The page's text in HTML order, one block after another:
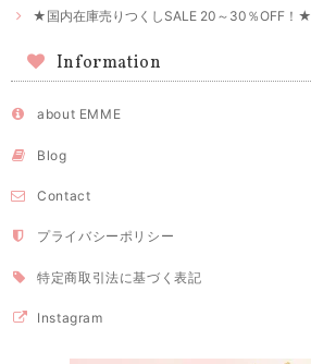
★国内在庫売りつくしSALE 20～30％OFF！★
Information
about EMME
Blog
Contact
プライバシーポリシー
特定商取引法に基づく表記
Instagram